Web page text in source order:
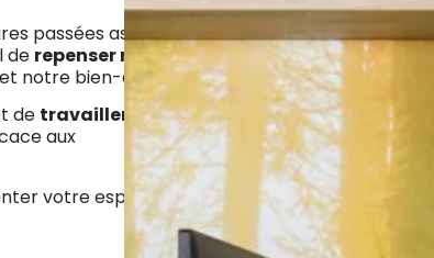
passées assis
de repenser notre
notre bien-être.
de travailler en
aux
votre espace de